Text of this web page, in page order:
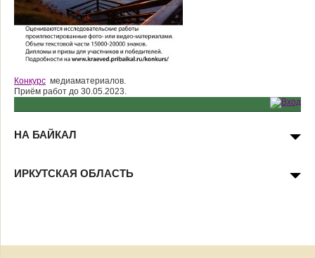
Конкурс медиаматериалов.
Приём работ до 30.05.2023.
НА БАЙКАЛ
ИРКУТСКАЯ ОБЛАСТЬ